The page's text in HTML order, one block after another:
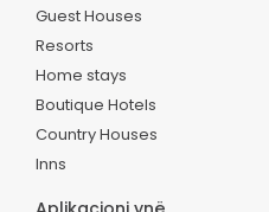
Guest Houses
Resorts
Home stays
Boutique Hotels
Country Houses
Inns